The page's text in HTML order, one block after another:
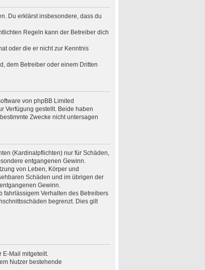
Du erklärst insbesondere, dass du
Regeln kann der Betreiber dich
oder die er nicht zur Kenntnis
dem Betreiber oder einem Dritten
von phpBB Limited
Verfügung gestellt. Beide haben
Zwecke nicht untersagen
(Kardinalpflichten) nur für Schäden,
entgangenen Gewinn.
von Leben, Körper und
Schäden und im übrigen der
Gewinn.
fahrlässigem Verhalten des Betreibers
begrenzt. Dies gilt
Mail mitgeteilt.
Nutzer bestehende